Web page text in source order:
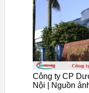
Công ty CP
Nội | Nguồn